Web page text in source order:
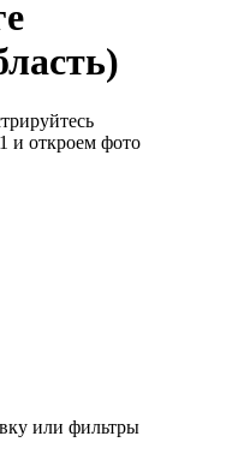
и откроем фото
или фильтры